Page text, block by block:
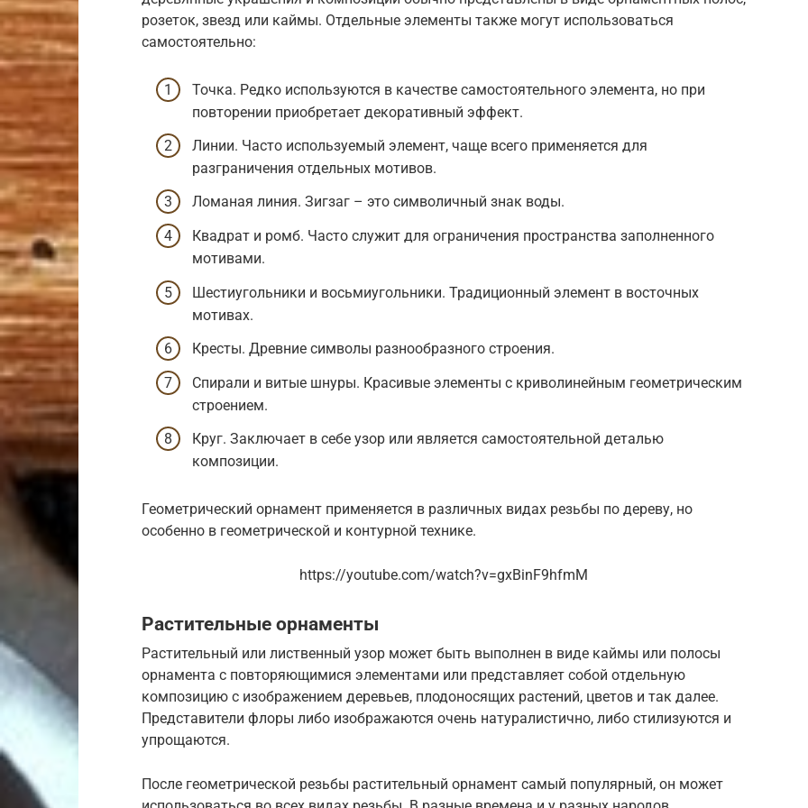
розеток, звезд или каймы. Отдельные элементы также могут использоваться
самостоятельно:
Точка. Редко используются в качестве самостоятельного элемента, но при
повторении приобретает декоративный эффект.
Линии. Часто используемый элемент, чаще всего применяется для
разграничения отдельных мотивов.
Ломаная линия. Зигзаг – это символичный знак воды.
Квадрат и ромб. Часто служит для ограничения пространства заполненного
мотивами.
Шестиугольники и восьмиугольники. Традиционный элемент в восточных
мотивах.
Кресты. Древние символы разнообразного строения.
Спирали и витые шнуры. Красивые элементы с криволинейным геометрическим
строением.
Круг. Заключает в себе узор или является самостоятельной деталью
композиции.
Геометрический орнамент применяется в различных видах резьбы по дереву, но
особенно в геометрической и контурной технике.
https://youtube.com/watch?v=gxBinF9hfmM
Растительные орнаменты
Растительный или лиственный узор может быть выполнен в виде каймы или полосы
орнамента с повторяющимися элементами или представляет собой отдельную
композицию с изображением деревьев, плодоносящих растений, цветов и так далее.
Представители флоры либо изображаются очень натуралистично, либо стилизуются и
упрощаются.
После геометрической резьбы растительный орнамент самый популярный, он может